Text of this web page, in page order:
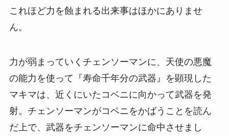
これほど力を蝕まれる出来事はほかにありませ
ん。
力が弱まっていくチェンソーマンに、天使の悪魔
の能力を使って『寿命千年分の武器』を顕現した
マキマは、近くにいたコベニに向かって武器を発
射。チェンソーマンがコベニをかばうことを読ん
だ上で、武器をチェンソーマンに命中させまし